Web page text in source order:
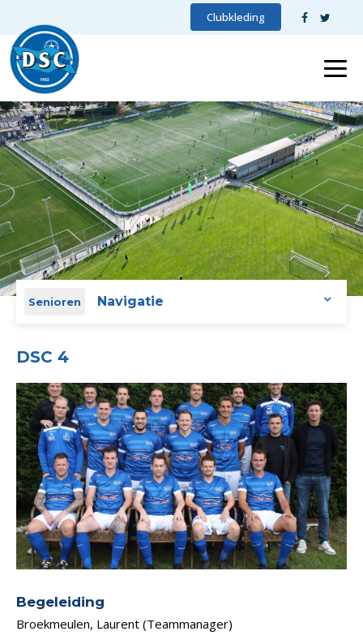
Clubkleding
Senioren Navigatie
DSC 4
Begeleiding
Broekmeulen, Laurent (Teammanager)